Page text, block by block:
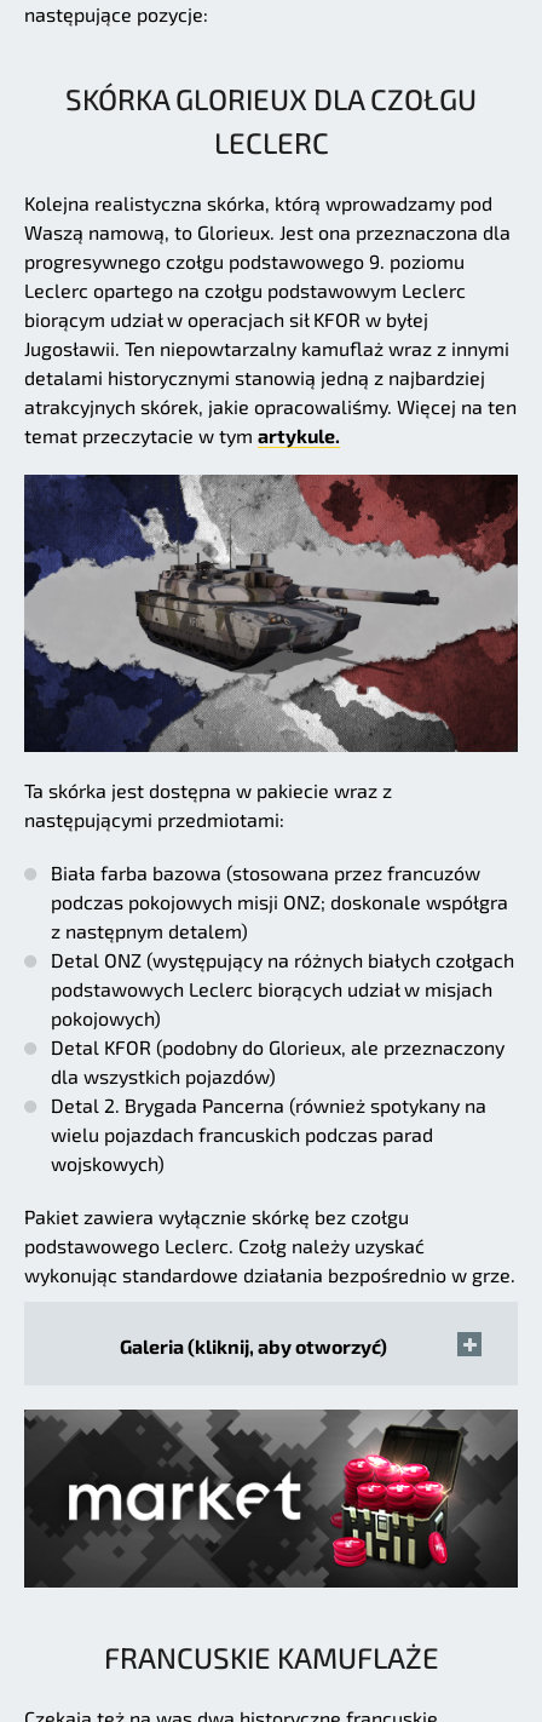
następujące pozycje:
SKÓRKA GLORIEUX DLA CZOŁGU
LECLERC
Kolejna realistyczna skórka, którą wprowadzamy pod
Waszą namową, to Glorieux. Jest ona przeznaczona dla
progresywnego czołgu podstawowego 9. poziomu
Leclerc opartego na czołgu podstawowym Leclerc
biorącym udział w operacjach sił KFOR w byłej
Jugosławii. Ten niepowtarzalny kamuflaż wraz z innymi
detalami historycznymi stanowią jedną z najbardziej
atrakcyjnych skórek, jakie opracowaliśmy. Więcej na ten
temat przeczytacie w tym artykule.
Ta skórka jest dostępna w pakiecie wraz z
następującymi przedmiotami:
Biała farba bazowa (stosowana przez francuzów
podczas pokojowych misji ONZ; doskonale współgra
z następnym detalem)
Detal ONZ (występujący na różnych białych czołgach
podstawowych Leclerc biorących udział w misjach
pokojowych)
Detal KFOR (podobny do Glorieux, ale przeznaczony
dla wszystkich pojazdów)
Detal 2. Brygada Pancerna (również spotykany na
wielu pojazdach francuskich podczas parad
wojskowych)
Pakiet zawiera wyłącznie skórkę bez czołgu
podstawowego Leclerc. Czołg należy uzyskać
wykonując standardowe działania bezpośrednio w grze.
Galeria (kliknij, aby otworzyć)
FRANCUSKIE KAMUFLAŻE
Czekają też na was dwa historyczne francuskie